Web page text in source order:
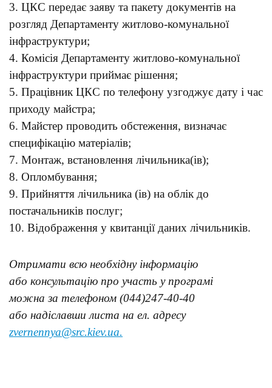
3. ЦКС передає заяву та пакету документів на
розгляд Департаменту житлово-комунальної
інфраструктури;
4. Комісія Департаменту житлово-комунальної
інфраструктури приймає рішення;
5. Працівник ЦКС по телефону узгоджує дату і час
приходу майстра;
6. Майстер проводить обстеження, визначає
специфікацію матеріалів;
7. Монтаж, встановлення лічильника(ів);
8. Опломбування;
9. Прийняття лічильника (ів) на облік до
постачальників послуг;
10. Відображення у квитанції даних лічильників.
Отримати всю необхідну інформацію
або консультацію про участь у програмі
можна за телефоном (044)247-40-40
або надіславши листа на ел. адресу
zvernennya@src.kiev.ua.